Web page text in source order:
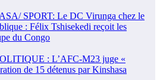
SPORT: Le DC Virunga chez le
: Félix Tshisekedi reçoit les
du Congo
: L’AFC-M23 juge «
de 15 détenus par Kinshasa